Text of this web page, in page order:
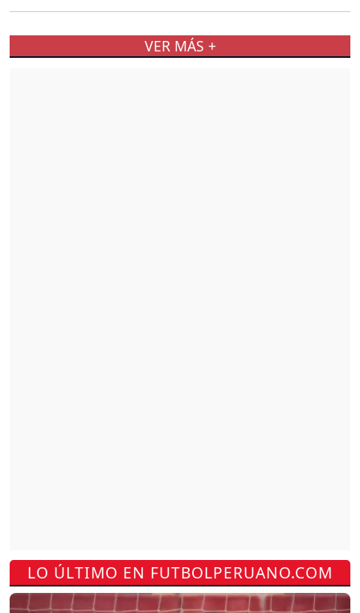
LO ÚLTIMO EN FUTBOLPERUANO.COM
VER MÁS +